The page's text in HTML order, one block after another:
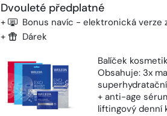
Dvouleté předplatné
+ Bonus navíc - elektronická verze
+
Dárek
Balíček
Obsahuje: 3x
+ anti-age
liftingový denní